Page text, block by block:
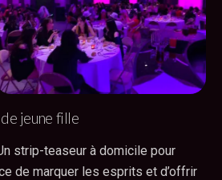
jeune fille
strip-teaseur à domicile pour
de marquer les esprits et d’offrir